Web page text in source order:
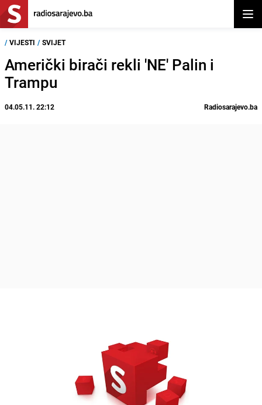
/ VIJESTI / SVIJET
Američki birači rekli 'NE' Palin i
Trampu
04.05.11. 22:12 Radiosarajevo.ba